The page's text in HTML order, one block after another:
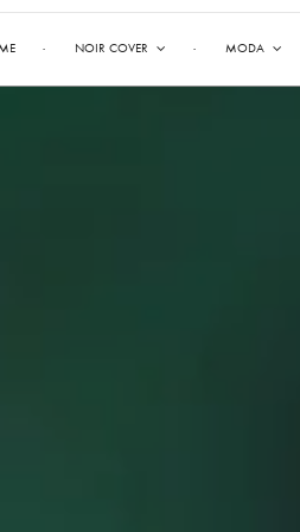
NOIR COVER MODA